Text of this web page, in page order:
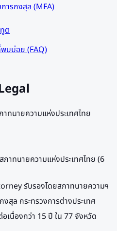
ารกงสุล (MFA)
ต
บบ่อย (FAQ)
นายความแห่งประเทศไทย
าทนายความแห่งประเทศไทย (6
รับรองโดยสภาทนายความฯ
สุล กระทรวงการต่างประเทศ
เนื่องกว่า 15 ปี ใน 77 จังหวัด